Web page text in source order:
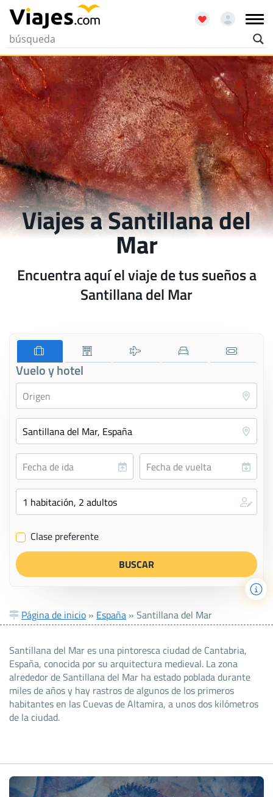
Viajes a Santillana del
Mar
Encuentra aquí el viaje de tus sueños a
Santillana del Mar
Vuelo y hotel
✔ Clase preferente
Página de inicio » España » Santillana del Mar
Santillana del Mar es una pintoresca ciudad de Cantabria,
España, conocida por su arquitectura medieval. La zona
alrededor de Santillana del Mar ha estado poblada durante
miles de años y hay rastros de algunos de los primeros
habitantes en las Cuevas de Altamira, a unos dos kilómetros
de la ciudad.